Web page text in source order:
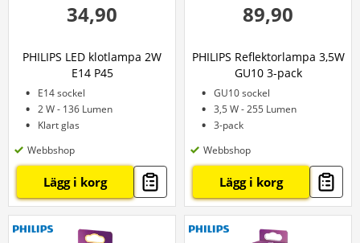
34,90
PHILIPS LED klotlampa 2W
E14 P45
E14 sockel
2 W - 136 Lumen
Klart glas
Webbshop
Lägg i korg
89,90
PHILIPS Reflektorlampa 3,5W
GU10 3-pack
GU10 sockel
3,5 W - 255 Lumen
3-pack
Webbshop
Lägg i korg